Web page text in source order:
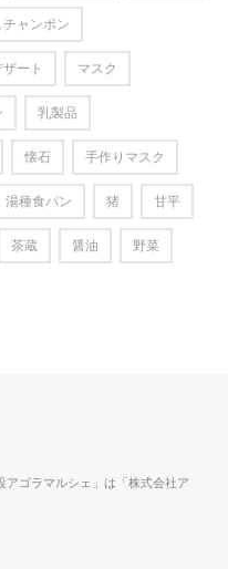
ャンポン
ザート マスク
乳製品
懐石 手作りマスク
湯種食パン 猪 甘平
茶蔵 醤油 野菜
ゴラマルシェ」は「株式会社ア